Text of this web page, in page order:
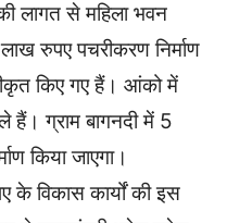
लागत से महिला भवन
लाख रुपए पचरीकरण निर्माण
किए गए हैं। आंको में
हैं। ग्राम बागनदी में 5
किया जाएगा।
विकास कार्यों की इस